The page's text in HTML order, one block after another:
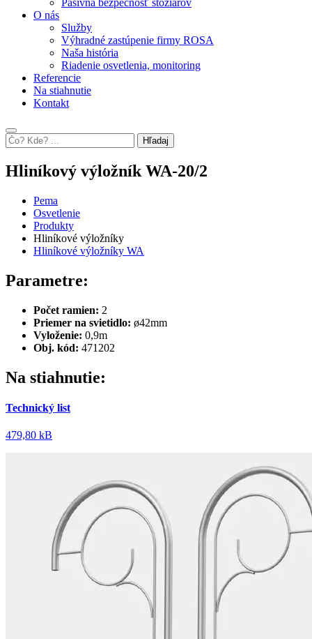
Pasívna bezpečnosť stožiarov
O nás
Služby
Výhradné zastúpenie firmy ROSA
Naša história
Riadenie osvetlenia, monitoring
Referencie
Na stiahnutie
Kontakt
Hľadaj
Hliníkový výložník WA-20/2
Pema
Osvetlenie
Produkty
Hliníkové výložníky
Hliníkové výložníky WA
Parametre:
Počet ramien: 2
Priemer na svietidlo: ø42mm
Vyloženie: 0,9m
Obj. kód: 471202
Na stiahnutie:
Technický list
479,80 kB